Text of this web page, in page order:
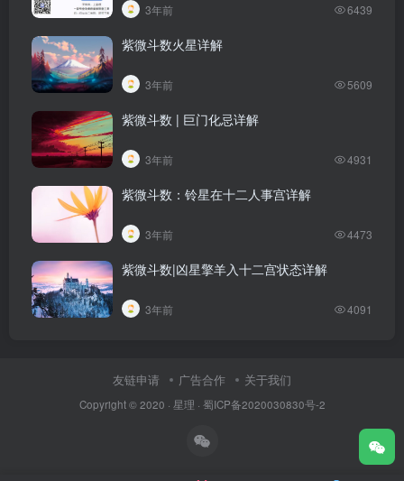
3年前 6439
紫微斗数火星详解
3年前 5609
紫微斗数 | 巨门化忌详解
3年前 4931
紫微斗数：铃星在十二人事宫详解
3年前 4473
紫微斗数|凶星擎羊入十二宫状态详解​
3年前 4091
友链申请 广告合作 关于我们
Copyright © 2020 · 星理 · 蜀ICP备2020030830号-2